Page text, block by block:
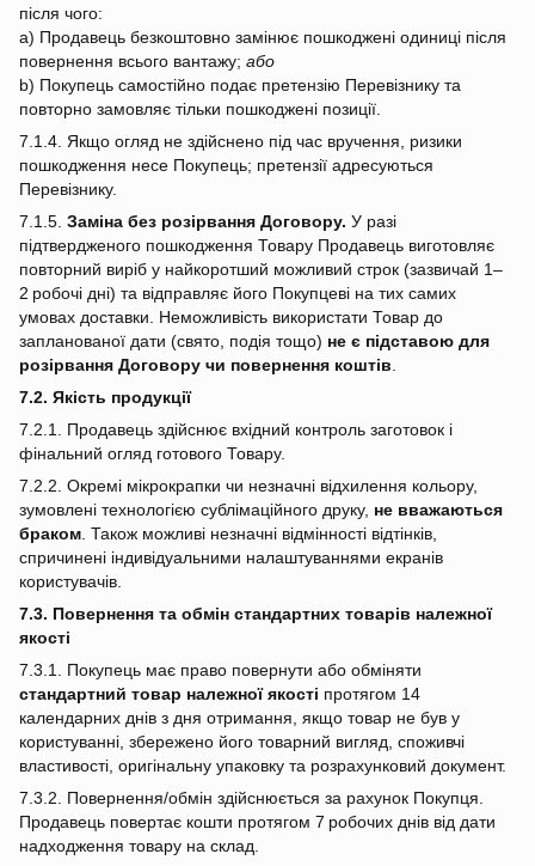
після чого:
a) Продавець безкоштовно замінює пошкоджені одиниці після
повернення всього вантажу; або
b) Покупець самостійно подає претензію Перевізнику та
повторно замовляє тільки пошкоджені позиції.
7.1.4. Якщо огляд не здійснено під час вручення, ризики
пошкодження несе Покупець; претензії адресуються
Перевізнику.
7.1.5. Заміна без розірвання Договору. У разі
підтвердженого пошкодження Товару Продавець виготовляє
повторний виріб у найкоротший можливий строк (зазвичай 1–
2 робочі дні) та відправляє його Покупцеві на тих самих
умовах доставки. Неможливість використати Товар до
запланованої дати (свято, подія тощо) не є підставою для
розірвання Договору чи повернення коштів
7.2. Якість продукції
7.2.1. Продавець здійснює вхідний контроль заготовок і
фінальний огляд готового Товару.
7.2.2. Окремі мікрокрапки чи незначні відхилення кольору,
зумовлені технологією сублімаційного друку, не вважаються
браком . Також можливі незначні відмінності відтінків,
спричинені індивідуальними налаштуваннями екранів
користувачів.
7.3. Повернення та обмін стандартних товарів належної
якості
7.3.1. Покупець має право повернути або обміняти
стандартний товар належної якості протягом 14
календарних днів з дня отримання, якщо товар не був у
користуванні, збережено його товарний вигляд, споживчі
властивості, оригінальну упаковку та розрахунковий документ.
7.3.2. Повернення/обмін здійснюється за рахунок Покупця.
Продавець повертає кошти протягом 7 робочих днів від дати
надходження товару на склад.